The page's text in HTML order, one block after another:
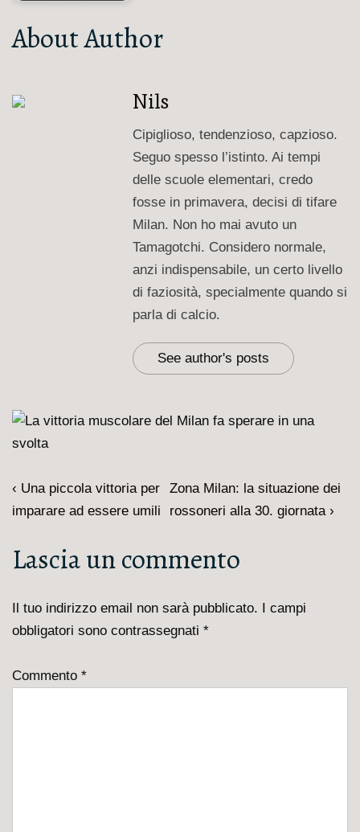
About Author
Nils
Cipiglioso, tendenzioso, capzioso.
Seguo spesso l’istinto. Ai tempi
delle scuole elementari, credo
fosse in primavera, decisi di tifare
Milan. Non ho mai avuto un
Tamagotchi. Considero normale,
anzi indispensabile, un certo livello
di faziosità, specialmente quando si
parla di calcio.
See author's posts
Navigazione
articoli
L'articolo
precedente
‹ Una piccola vittoria per
imparare ad essere umili
Il
prossimo
è
Zona Milan: la situazione dei
rossoneri alla 30. giornata ›
Lascia un commento
Il tuo indirizzo email non sarà pubblicato. I campi
obbligatori sono contrassegnati *
Commento *